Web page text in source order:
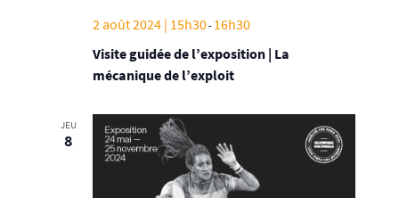
Visite guidée de l’exposition | La
mécanique de l’exploit
2 août 2024 | 15h30- 16h30
JEU
8